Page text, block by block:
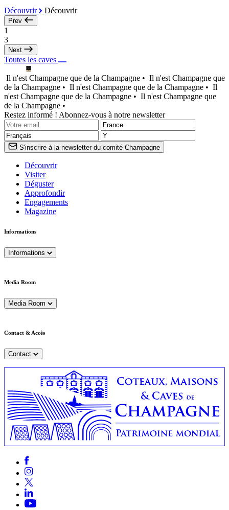
Découvrir Découvrir
Prev
1
3
Next
Toutes les caves
Il n'est Champagne que de la Champagne • Il n'est Champagne que
de la Champagne • Il n'est Champagne que de la Champagne • Il
n'est Champagne que de la Champagne • Il n'est Champagne que
de la Champagne •
Restez informé ! Abonnez-vous à notre newsletter
S'inscrire à la newsletter du comité Champagne
Découvrir
Visiter
Déguster
Approfondir
Engagements
Magazine
Informations
Informations
Media Room
Media Room
Contact & Accès
Contact